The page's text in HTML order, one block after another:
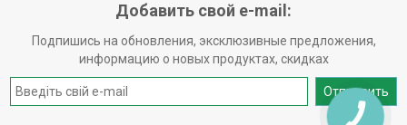
Добавить свой e-mail:
Подпишись на обновления, эксклюзивные предложения,
информацию о новых продуктах, скидках
Отправить
КНОПКА
ЗВ'ЯЗКУ